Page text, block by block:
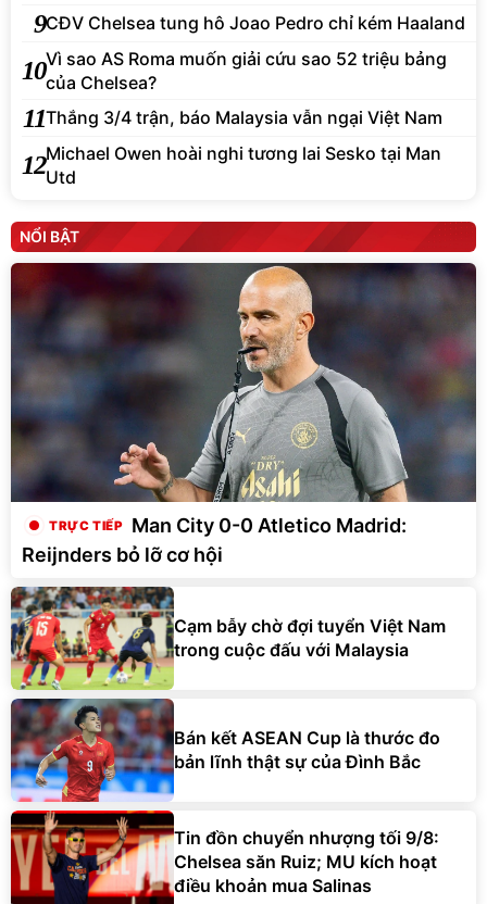
9CĐV Chelsea tung hô Joao Pedro chỉ kém Haaland
10Vì sao AS Roma muốn giải cứu sao 52 triệu bảng
của Chelsea?
11Thắng 3/4 trận, báo Malaysia vẫn ngại Việt Nam
12Michael Owen hoài nghi tương lai Sesko tại Man
Utd
NỔI BẬT
Man City 0-0 Atletico Madrid:
Reijnders bỏ lỡ cơ hội
Cạm bẫy chờ đợi tuyển Việt Nam
trong cuộc đấu với Malaysia
Bán kết ASEAN Cup là thước đo
bản lĩnh thật sự của Đình Bắc
Tin đồn chuyển nhượng tối 9/8:
Chelsea săn Ruiz; MU kích hoạt
điều khoản mua Salinas